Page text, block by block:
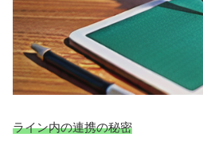
ライン内の連携の秘密